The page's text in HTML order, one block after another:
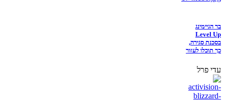
בר הגיימינג
Level Up
בסכנת סגירה,
כך תוכלו לעזור
עדי פרל